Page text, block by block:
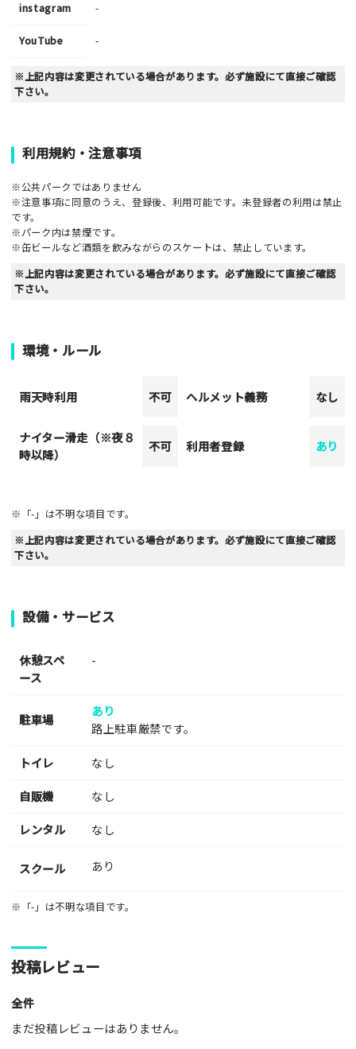
instagram -
YouTube -
※上記内容は変更されている場合があります。必ず施設にて直接ご確認
下さい。
利用規約・注意事項
※公共パークではありません
※注意事項に同意のうえ、登録後、利用可能です。未登録者の利用は禁止
です。
※パーク内は禁煙です。
※缶ビールなど酒類を飲みながらのスケートは、禁止しています。
※上記内容は変更されている場合があります。必ず施設にて直接ご確認
下さい。
環境・ルール
雨天時利用 不可 ヘルメット義務 なし
ナイター滑走（※夜８
時以降）
不可 利用者登録 あり
※「-」は不明な項目です。
※上記内容は変更されている場合があります。必ず施設にて直接ご確認
下さい。
設備・サービス
休憩スペ
ース
-
駐車場
あり
路上駐車厳禁です。
トイレ
なし
自販機
なし
レンタル
なし
スクール あり
※「-」は不明な項目です。
投稿レビュー
全件
まだ投稿レビューはありません。